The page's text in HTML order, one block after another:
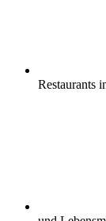
Restaurants